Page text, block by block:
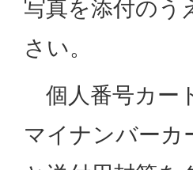
写真を添付のう
さい。
個人番号カー
マイナンバーカ